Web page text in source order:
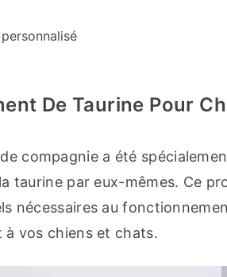
De Taurine Pour
compagnie a été
taurine par eux-mêmes. Ce
nécessaires au
vos chiens et chats.